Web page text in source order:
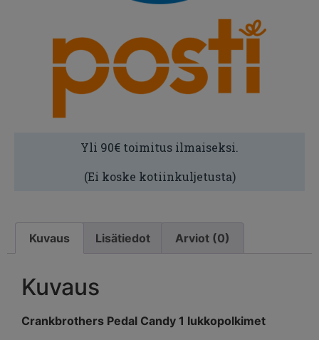
Yli 90€ toimitus ilmaiseksi.
(Ei koske kotiinkuljetusta)
Kuvaus Lisätiedot Arviot (0)
Kuvaus
Crankbrothers Pedal Candy 1 lukkopolkimet